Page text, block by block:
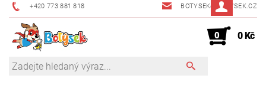
+420 773 881 818 BOTYSEK@BOTYSEK.CZ
0 0 Kč